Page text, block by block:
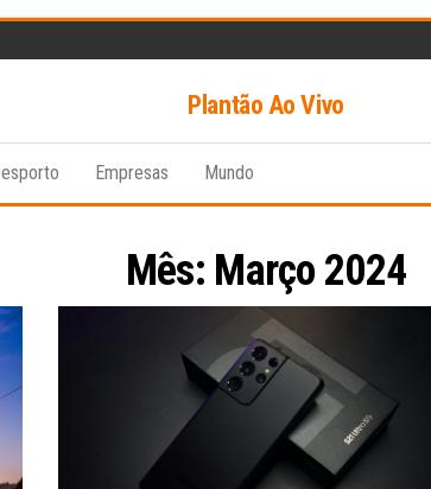
Plantão Ao Vivo
Empresas Mundo
Mês: Março 2024